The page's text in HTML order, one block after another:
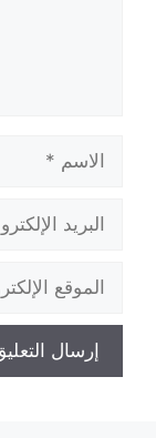
الإلكتروني
الإلكتروني